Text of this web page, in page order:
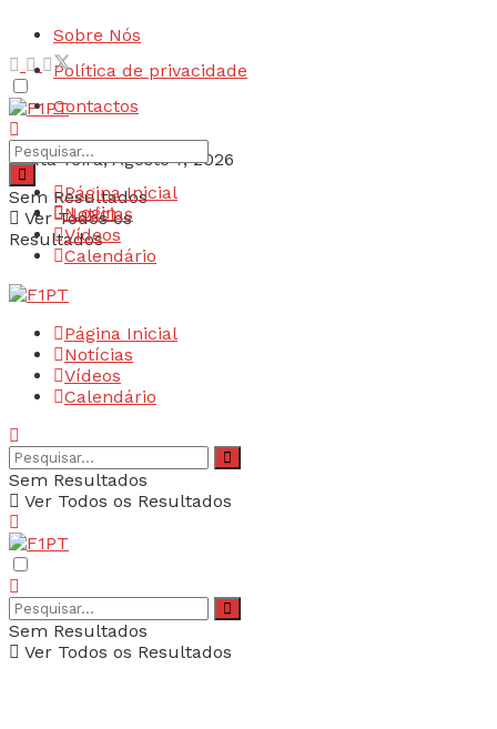
Sobre Nós
Política de privacidade
Contactos
Sexta-feira, Agosto 7, 2026
Login
Sem Resultados
Ver Todos os
Resultados
Página Inicial
Notícias
Vídeos
Calendário
Página Inicial
Notícias
Vídeos
Calendário
Sem Resultados
Ver Todos os Resultados
Sem Resultados
Ver Todos os Resultados